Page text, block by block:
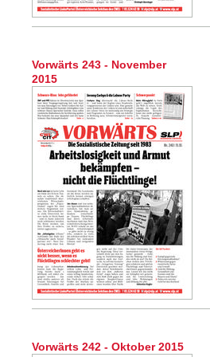
Vorwärts 243 - November
2015
Vorwärts 242 - Oktober 2015